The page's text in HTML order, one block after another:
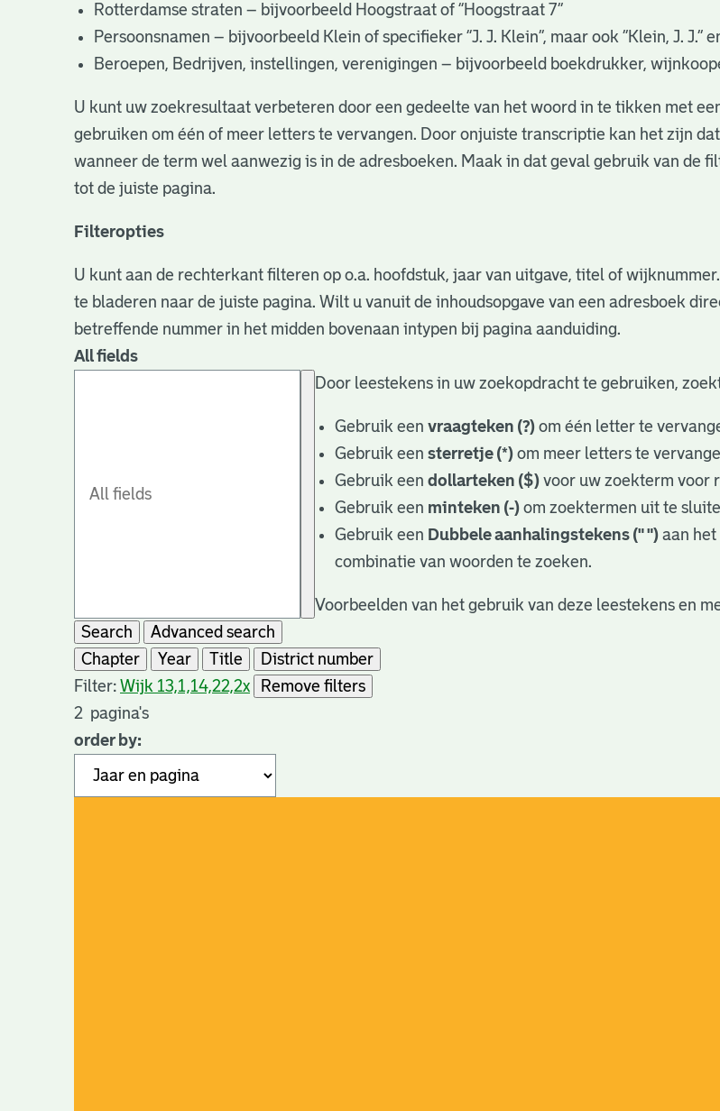
Rotterdamse straten – bijvoorbeeld Hoogstraat of “Hoogstraat 7”
Persoonsnamen – bijvoorbeeld Klein of specifieker “J. J. Klein”, maar ook ”Klein, J. J.”
Beroepen, Bedrijven, instellingen, verenigingen – bijvoorbeeld boekdrukker,
U kunt uw zoekresultaat verbeteren door een gedeelte van het woord in te tikken met
gebruiken om één of meer letters te vervangen. Door onjuiste transcriptie kan het zijn
wanneer de term wel aanwezig is in de adresboeken. Maak in dat geval gebruik van de
tot de juiste pagina.
Filteropties
U kunt aan de rechterkant filteren op o.a. hoofdstuk, jaar van uitgave, titel of
te bladeren naar de juiste pagina. Wilt u vanuit de inhoudsopgave van een adresboek
betreffende nummer in het midden bovenaan intypen bij pagina aanduiding.
All fields
Door leestekens in uw zoekopdracht te gebruiken,
Gebruik eenvraagteken (?) om één letter te
Gebruik eensterretje (*) om meer letters te
Gebruik eendollarteken ($) voor uw zoekterm voor
Gebruik een minteken (-) om zoektermen uit te
Gebruik een Dubbele aanhalingstekens (" ") aan
combinatie van woorden te zoeken.
Voorbeelden van het gebruik van deze leestekens en
Search
Advanced search
Chapter
Year Title
District number
Filter: Wijk 13,1,14,22,2x
Remove filters
2 pagina's
order by: